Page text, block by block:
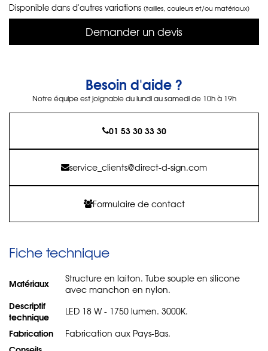
Disponible dans d'autres variations (tailles, couleurs et/ou matériaux)
Demander un devis
Besoin d'aide ?
Notre équipe est joignable du lundi au samedi de 10h à 19h
01 53 30 33 30
service_clients@direct-d-sign.com
Formulaire de contact
Fiche technique
Matériaux
Structure en laiton. Tube souple en silicone
avec manchon en nylon.
Descriptif
technique
LED 18 W - 1750 lumen. 3000K.
Fabrication Fabrication aux Pays-Bas.